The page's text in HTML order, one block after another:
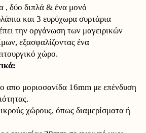
, δύο διπλά & ένα μονό
και 3 ευρύχωρα συρτάρια
την οργάνωση των μαγειρικών
εξασφαλίζοντας ένα
χώρο.
απο μοριοσανίδα 16mm με επένδυση
χώρους, όπως διαμερίσματα ή